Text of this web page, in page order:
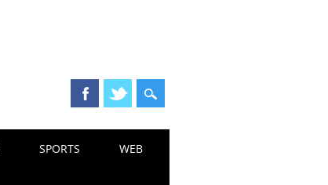
SPORTS WEB